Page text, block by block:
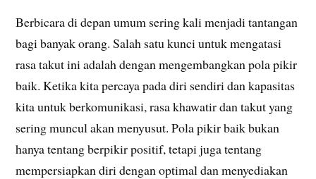
Berbicara di depan umum sering kali menjadi tantangan
bagi banyak orang. Salah satu kunci untuk mengatasi
rasa takut ini adalah dengan mengembangkan pola pikir
baik. Ketika kita percaya pada diri sendiri dan kapasitas
kita untuk berkomunikasi, rasa khawatir dan takut yang
sering muncul akan menyusut. Pola pikir baik bukan
hanya tentang berpikir positif, tetapi juga tentang
mempersiapkan diri dengan optimal dan menyediakan